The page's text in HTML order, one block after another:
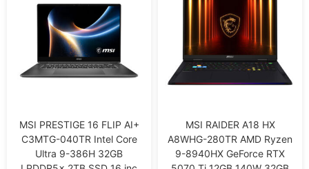
MSI PRESTIGE 16 FLIP AI+
C3MTG-040TR Intel Core
Ultra 9-386H 32GB
MSI RAIDER A18 HX
A8WHG-280TR AMD Ryzen
9-8940HX GeForce RTX